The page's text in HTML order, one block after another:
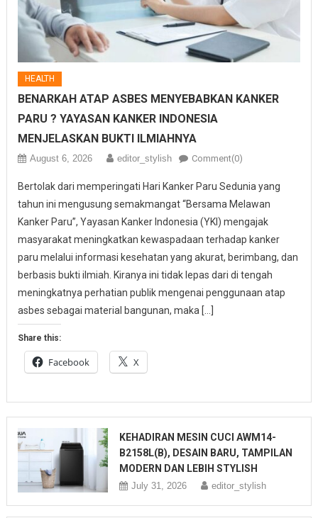
HEALTH
BENARKAH ATAP ASBES MENYEBABKAN KANKER
PARU ? YAYASAN KANKER INDONESIA
MENJELASKAN BUKTI ILMIAHNYA
August 6, 2026 editor_stylish Comment(0)
Bertolak dari memperingati Hari Kanker Paru Sedunia yang
tahun ini mengusung semakmangat “Bersama Melawan
Kanker Paru”, Yayasan Kanker Indonesia (YKI) mengajak
masyarakat meningkatkan kewaspadaan terhadap kanker
paru melalui informasi kesehatan yang akurat, berimbang, dan
berbasis bukti ilmiah. Kiranya ini tidak lepas dari di tengah
meningkatnya perhatian publik mengenai penggunaan atap
asbes sebagai material bangunan, maka […]
Share this:
Facebook X
KEHADIRAN MESIN CUCI AWM14-
B2158L(B), DESAIN BARU, TAMPILAN
MODERN DAN LEBIH STYLISH
July 31, 2026 editor_stylish